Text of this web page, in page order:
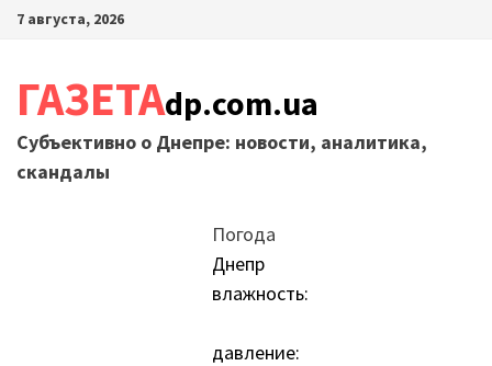
Перейти
7 августа, 2026
ГАЗЕТАdp.com.ua
Субъективно о Днепре: новости, аналитика,
скандалы
Погода
Днепр
влажность:
давление: